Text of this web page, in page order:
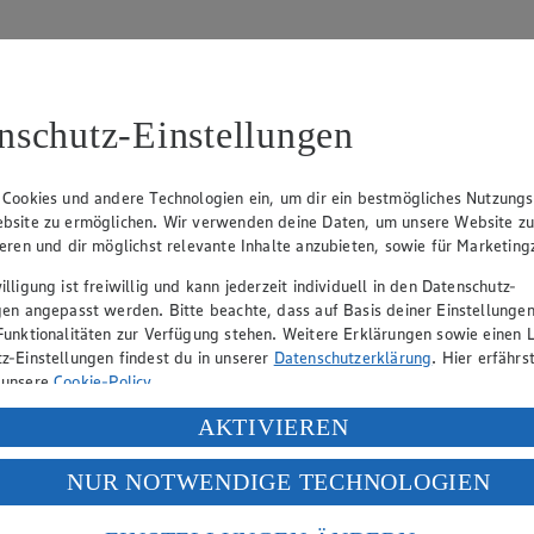
gewährt Ihnen jedoch das Recht, den auf dieser Website
und Vervielfältigung von Bildmaterial oder Grafiken aus
verantwortlich. Firma und Anschriften unserer
hin, dass wir nicht an einem Streitbeilegungsverfahren vor einer
Einstellungen
und andere Technologien ein, um dir ein bestmögliches
zu ermöglichen. Wir verwenden deine Daten, um unsere Website zu
und dir möglichst relevante Inhalte anzubieten, sowie für
ist freiwillig und kann jederzeit individuell in den Datenschutz-
angepasst werden. Bitte beachte, dass auf Basis deiner
zur Verfügung stehen. Weitere Erklärungen sowie einen
Einstellungen findest du in unserer Datenschutzerklärung. Hier
Cookie-Policy.
deiner personenbezogenen Daten in den USA durch Facebook und
„Aktivieren“ klickst, willigst du im Sinne des Art. 49 Abs. 1 Satz 1 lit.
Daten in den USA verarbeitet werden. Der EuGH sieht die USA als
europäischen Standards nicht angemessenen Datenschutzniveau an. Es
AKTIVIEREN
NUR NOTWENDIGE TECHNOLOGIEN